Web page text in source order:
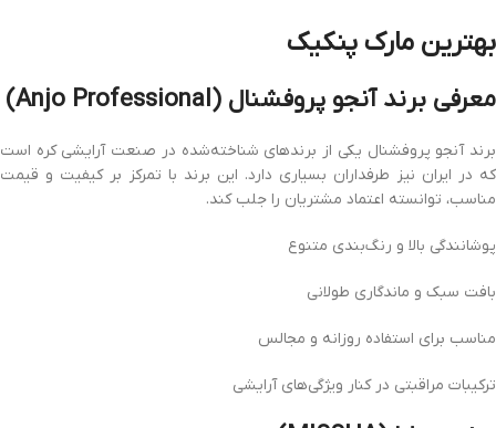
بهترین مارک پنکیک
معرفی برند آنجو پروفشنال (Anjo Professional)
برند آنجو پروفشنال یکی از برندهای شناخته‌شده در صنعت آرایشی کره است
که در ایران نیز طرفداران بسیاری دارد. این برند با تمرکز بر کیفیت و قیمت
مناسب، توانسته اعتماد مشتریان را جلب کند.
پوشانندگی بالا و رنگ‌بندی متنوع
بافت سبک و ماندگاری طولانی
مناسب برای استفاده روزانه و مجالس
ترکیبات مراقبتی در کنار ویژگی‌های آرایشی